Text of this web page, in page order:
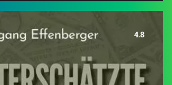
4.8